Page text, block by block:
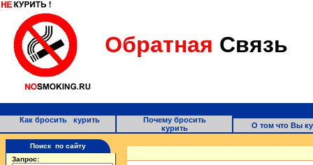
Обратная Связь
Как бросить курить
Почему бросить
курить
О том что Вы
Поиск по сайту
Запрос: